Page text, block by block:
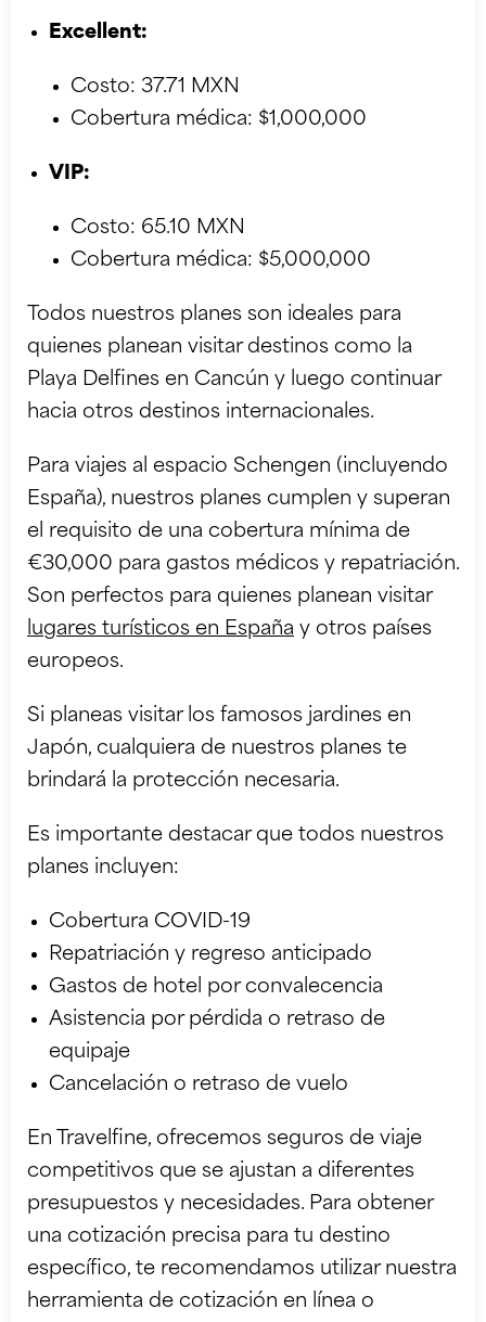
Excellent:
Costo: 37.71 MXN
Cobertura médica: $1,000,000
VIP:
Costo: 65.10 MXN
Cobertura médica: $5,000,000
Todos nuestros planes son ideales para
quienes planean visitar destinos como la
Playa Delfines en Cancún y luego continuar
hacia otros destinos internacionales.
Para viajes al espacio Schengen (incluyendo
España), nuestros planes cumplen y superan
el requisito de una cobertura mínima de
€30,000 para gastos médicos y repatriación.
Son perfectos para quienes planean visitar
lugares turísticos en España y otros países
europeos.
Si planeas visitar los famosos jardines en
Japón, cualquiera de nuestros planes te
brindará la protección necesaria.
Es importante destacar que todos nuestros
planes incluyen:
Cobertura COVID-19
Repatriación y regreso anticipado
Gastos de hotel por convalecencia
Asistencia por pérdida o retraso de
equipaje
Cancelación o retraso de vuelo
En Travelfine, ofrecemos seguros de viaje
competitivos que se ajustan a diferentes
presupuestos y necesidades. Para obtener
una cotización precisa para tu destino
específico, te recomendamos utilizar nuestra
herramienta de cotización en línea o